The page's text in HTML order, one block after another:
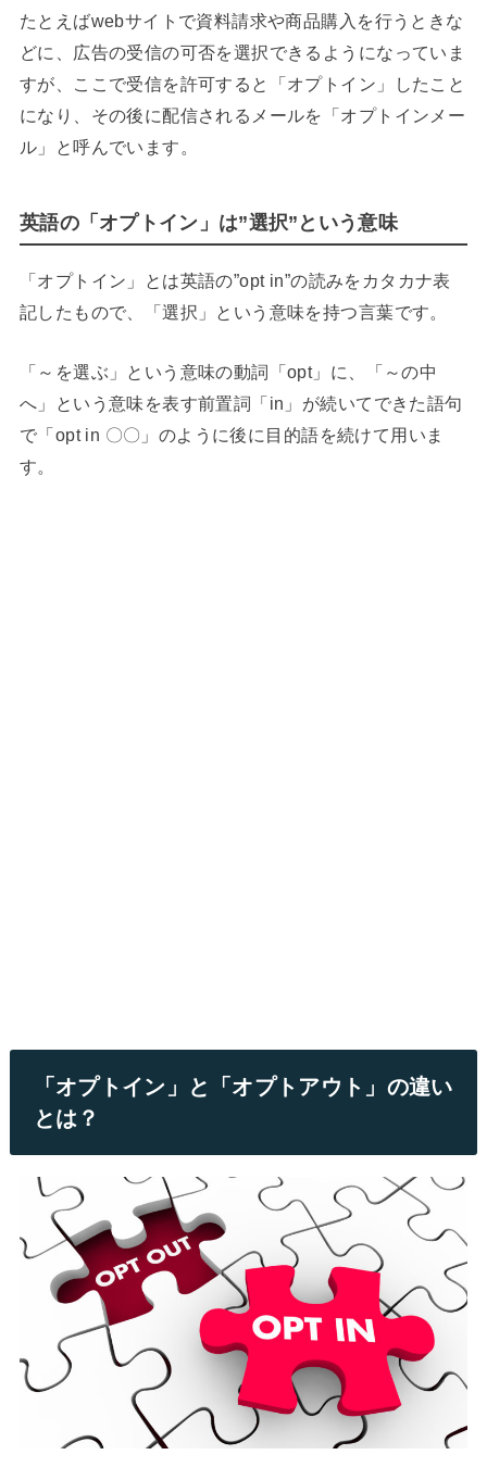
たとえばwebサイトで資料請求や商品購入を行うときな
どに、広告の受信の可否を選択できるようになっていま
すが、ここで受信を許可すると「オプトイン」したこと
になり、その後に配信されるメールを「オプトインメー
ル」と呼んでいます。
英語の「オプトイン」は”選択”という意味
「オプトイン」とは英語の”opt in”の読みをカタカナ表
記したもので、「選択」という意味を持つ言葉です。
「～を選ぶ」という意味の動詞「opt」に、「～の中
へ」という意味を表す前置詞「in」が続いてできた語句
で「opt in 〇〇」のように後に目的語を続けて用いま
す。
「オプトイン」と「オプトアウト」の違い
とは？